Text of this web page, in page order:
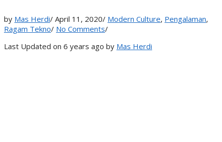
by Mas Herdi/ April 11, 2020/ Modern Culture, Pengalaman,
Ragam Tekno/ No Comments/
Last Updated on 6 years ago by Mas Herdi